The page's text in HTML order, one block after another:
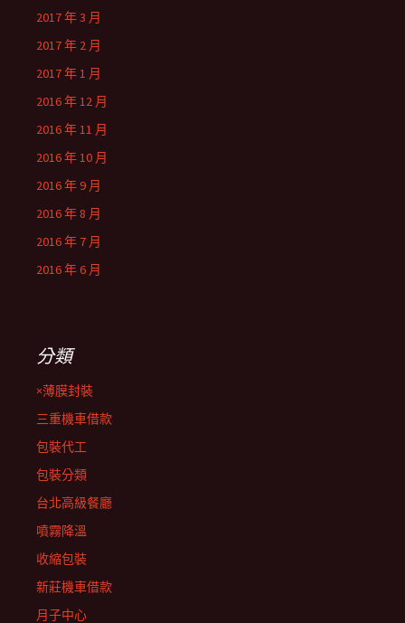
2017 年 3 月
2017 年 2 月
2017 年 1 月
2016 年 12 月
2016 年 11 月
2016 年 10 月
2016 年 9 月
2016 年 8 月
2016 年 7 月
2016 年 6 月
分類
×薄膜封裝
三重機車借款
包裝代工
包裝分類
台北高級餐廳
噴霧降溫
收縮包裝
新莊機車借款
月子中心